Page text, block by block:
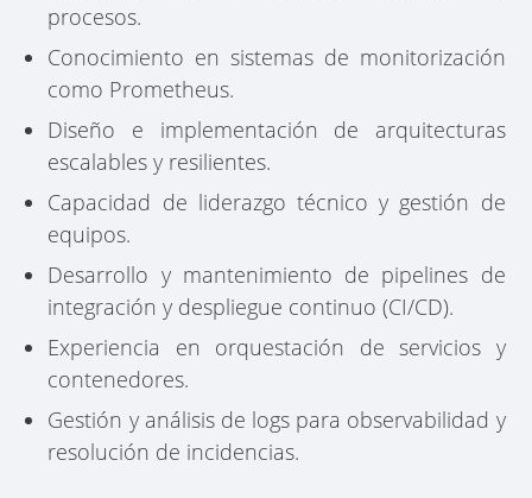
procesos.
Conocimiento en sistemas de monitorización
como Prometheus.
Diseño e implementación de arquitecturas
escalables y resilientes.
Capacidad de liderazgo técnico y gestión de
equipos.
Desarrollo y mantenimiento de pipelines de
integración y despliegue continuo (CI/CD).
Experiencia en orquestación de servicios y
contenedores.
Gestión y análisis de logs para observabilidad y
resolución de incidencias.